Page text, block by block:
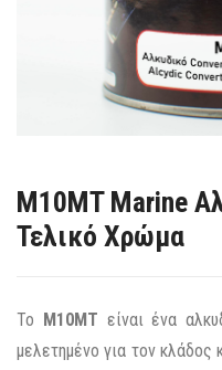
M10MT Marine
Τελικό Χρώμα
Το M10MT είναι ένα
μελετημένο για τον